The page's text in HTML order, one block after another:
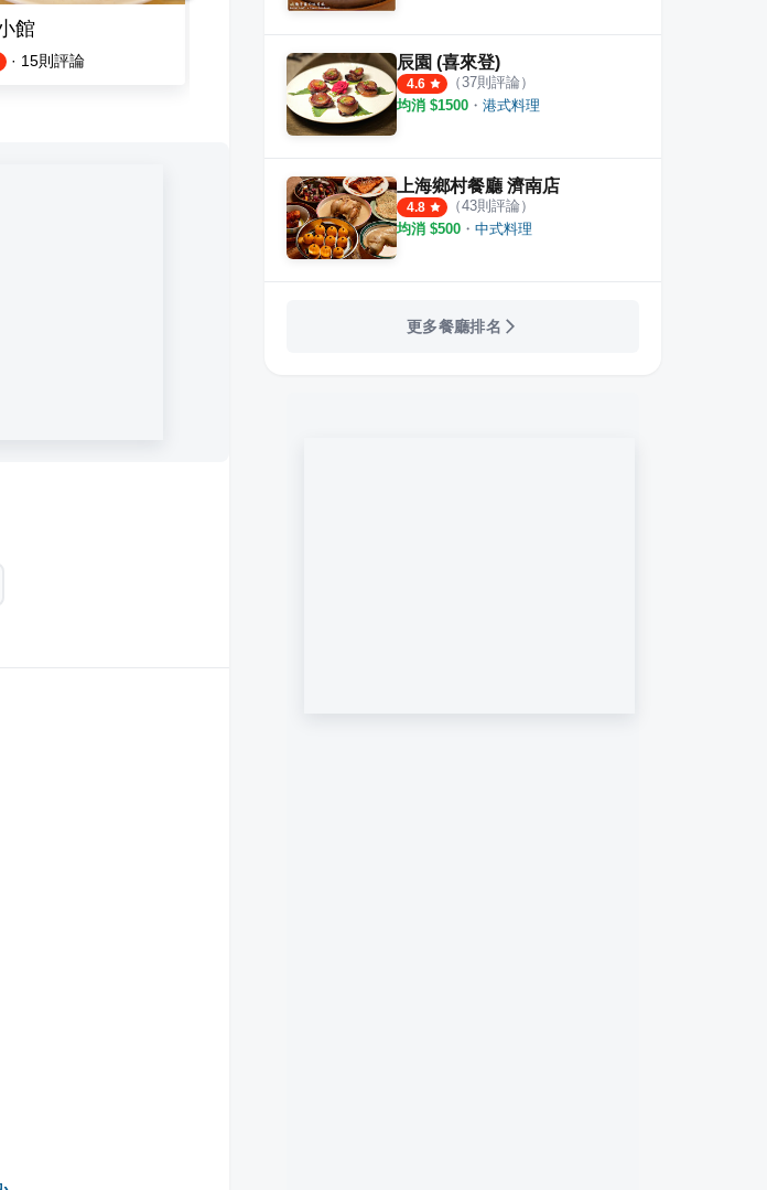
館
· 15則評論 26則評論 4.4
辰園 (喜來登)
4.6 （37則評論）
均消 $1500 ・ 港式料理
上海鄉村餐廳 濟南店
4.8 （43則評論）
均消 $500 ・ 中式料理
更多餐廳排名